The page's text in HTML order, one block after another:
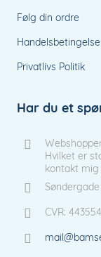
Følg din ordre
Privatlivs Politik
Har du et
Hvilket er
kontakt mig
CVR: